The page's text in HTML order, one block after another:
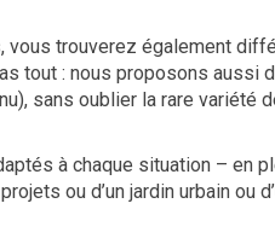
vous trouverez également
tout : nous proposons aussi
sans oublier la rare variété
à chaque situation – en
ou d’un jardin urbain ou